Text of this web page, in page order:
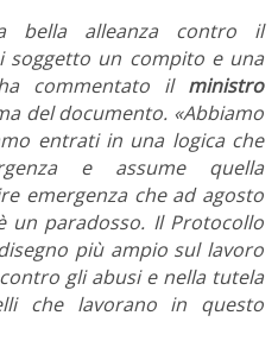
bella alleanza contro il
soggetto un compito e una
commentato il ministro
del documento. «Abbiamo
entrati in una logica che
e assume quella
emergenza che ad agosto
paradosso. Il Protocollo
più ampio sul lavoro
gli abusi e nella tutela
che lavorano in questo